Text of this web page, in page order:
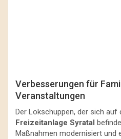
Verbesserungen für
Veranstaltungen
Der Lokschuppen, der sich auf
Freizeitanlage Syratal
Maßnahmen modernisiert und